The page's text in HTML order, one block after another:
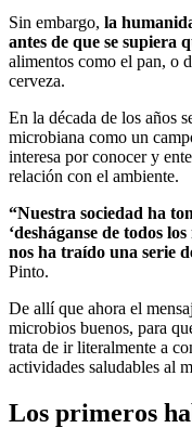
Sin embargo, la
antes de que se supiera
alimentos como el pan, o
cerveza.
En la década de los años
microbiana como un
interesa por conocer y
relación con el ambiente.
“Nuestra sociedad ha
‘desháganse de todos
nos ha traído una serie
Pinto.
De allí que ahora el
microbios buenos, para
trata de ir literalmente a
actividades saludables al
Los primeros